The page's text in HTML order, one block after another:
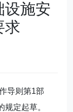
设施安
求
导则第1部
定起草。